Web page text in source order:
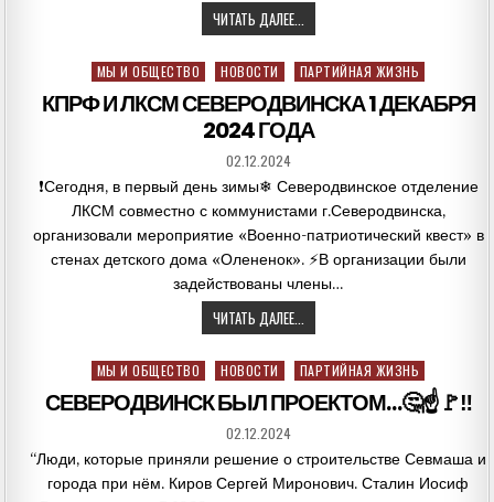
ЧИТАТЬ ДАЛЕЕ...
Posted
in
МЫ И ОБЩЕСТВО НОВОСТИ ПАРТИЙНАЯ ЖИЗНЬ
КПРФ И ЛКСМ СЕВЕРОДВИНСКА 1 ДЕКАБРЯ
2024 ГОДА
02.12.2024
❗Сегодня, в первый день зимы❄ Северодвинское отделение
ЛКСМ совместно с коммунистами г.Северодвинска,
организовали мероприятие «Военно-патриотический квест» в
стенах детского дома «Олененок». ⚡В организации были
задействованы члены…
ЧИТАТЬ ДАЛЕЕ...
Posted
in
МЫ И ОБЩЕСТВО НОВОСТИ ПАРТИЙНАЯ ЖИЗНЬ
СЕВЕРОДВИНСК БЫЛ ПРОЕКТОМ…🤔☝🚩‼
02.12.2024
“Люди, которые приняли решение о строительстве Севмаша и
города при нём. Киров Сергей Миронович. Сталин Иосиф